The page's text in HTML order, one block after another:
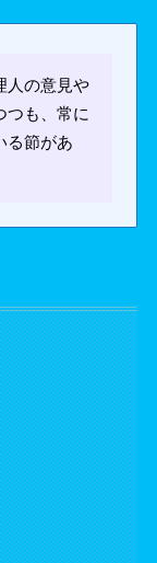
人の意見や
つも、常に
る節があ